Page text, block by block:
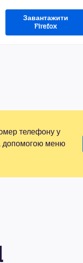
Завантажити
Firefox
телефону у
допомогою меню